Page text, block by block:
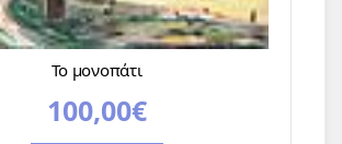
Το μονοπάτι
100,00€